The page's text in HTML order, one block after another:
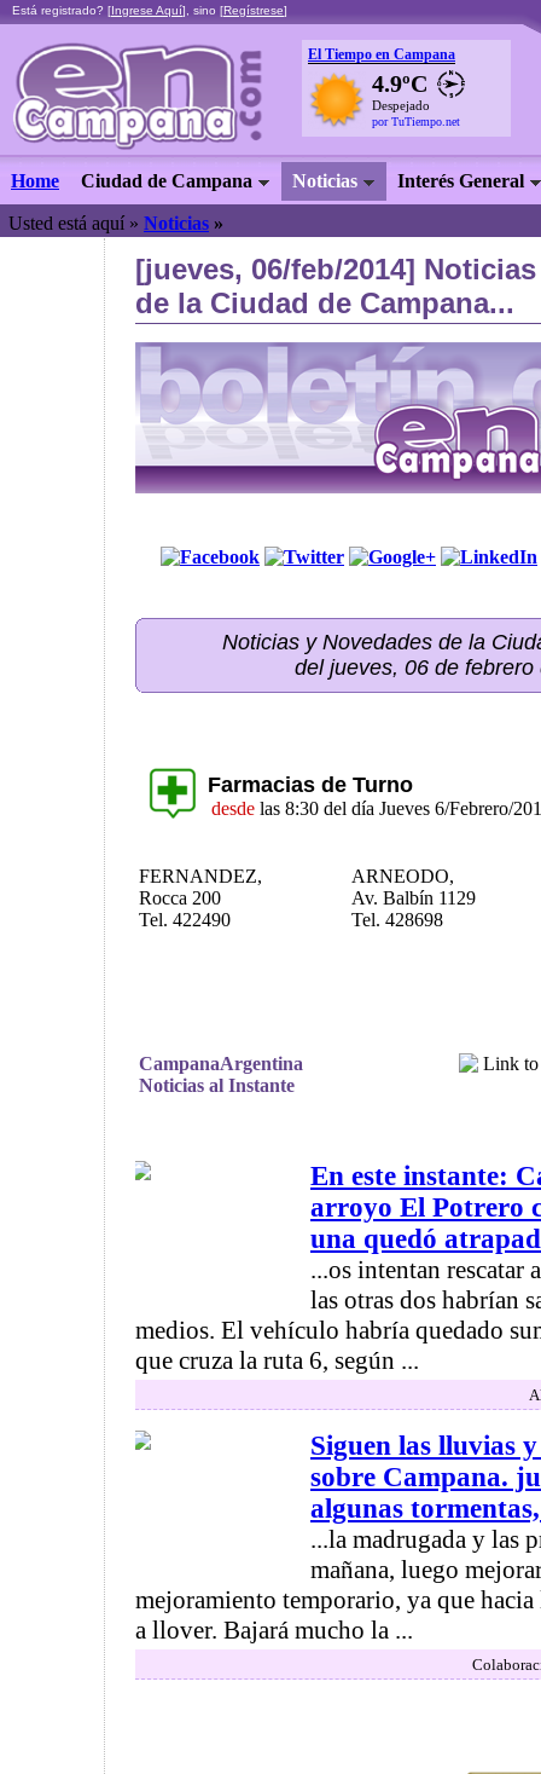
Está registrado? [Ingrese Aquí], sino [Regístrese]
El Tiempo en Campana
4.9ºC
Despejado
por TuTiempo.net
Home Ciudad de Campana Noticias Interés General
Usted está aquí » Noticias »
[jueves, 06/feb/2014]
de la Ciudad de Campana...
Noticias y Novedades de la
del jueves, 06 de febrero
Farmacias de Turno
desde las 8:30 del día Jueves 6/Febrero/
FERNANDEZ,
Rocca 200
Tel. 422490
ARNEODO,
Av. Balbín 1129
Tel. 428698
CampanaArgentina
Noticias al Instante
En este instante:
arroyo El Potrero
una quedó
...os intentan rescatar
las otras dos habrían
medios. El vehículo habría quedado
que cruza la ruta 6, según ...
Siguen las lluvias
sobre Campana.
algunas
...la madrugada y las
mañana, luego
mejoramiento temporario, ya que
a llover. Bajará mucho la ...